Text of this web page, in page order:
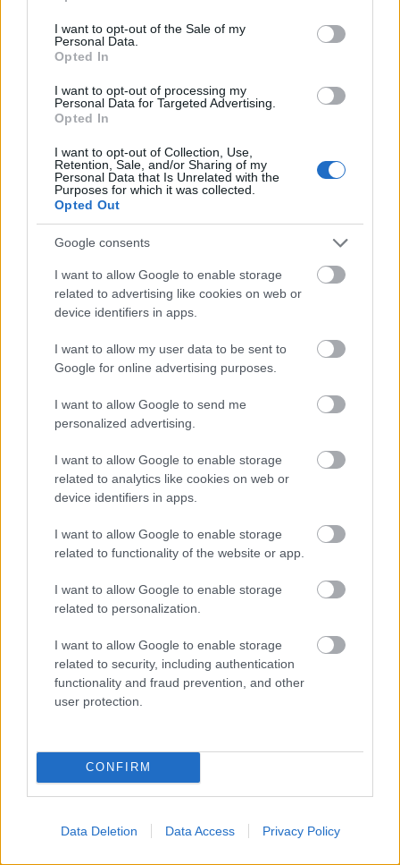
use your data for below specified purposes in below Google
consent section.
I want to opt-out of the Sale of my
Personal Data.
Opted In
I want to opt-out of processing my
Personal Data for Targeted Advertising.
Opted In
I want to opt-out of Collection, Use,
Retention, Sale, and/or Sharing of my
Personal Data that Is Unrelated with the
Purposes for which it was collected.
Opted Out
Google consents
I want to allow Google to enable storage
related to advertising like cookies on web or
device identifiers in apps.
I want to allow my user data to be sent to
Google for online advertising purposes.
I want to allow Google to send me
personalized advertising.
I want to allow Google to enable storage
related to analytics like cookies on web or
device identifiers in apps.
I want to allow Google to enable storage
related to functionality of the website or app.
I want to allow Google to enable storage
related to personalization.
I want to allow Google to enable storage
related to security, including authentication
functionality and fraud prevention, and other
user protection.
CONFIRM
Data Deletion Data Access Privacy Policy
gyógyulási folyamat során. Ezek az eszközök
kulcsszerepet játszanak a
kezelésekben
gyorsabb visszatéréshez.
5. Segédeszközök kommunikációhoz
Ezek közé tartoznak a hallásjavító eszközök, mint a
hallókészülékek, amelyek javítják a halláskárosultak
életminőségét, valamint a beszédkommunikációt
segítő eszközök, amelyek lehetővé teszik a
beszédképtelen betegek számára, hogy
kommunikálhassanak környezetükkel. Ezek az
eszközök digitális technológiák segítségével képesek
felismerni a felhasználó szándékait és átalakítani
azokat érthető üzenetekké.
6. Otthoni ápolást segítő eszközök
speciális matracok és egyéb fekvőbeteg-ellátást
támogató eszközök, kritikus szerepet játszanak a
hosszú távú betegápolásban. Ezek az eszközök
megkönnyítik a betegek és ápolóik mindennapjait,
segítve az ágyhoz kötött betegek
helyzetváltoztatását éshigiéniai ellátását.
Összefoglalva, a gyógyászati segédeszközök
létfontosságúak az egészségügyi ellátás minden
területén, elősegítve a betegek jobb életminőségét és
támogatva az egészségügyi szakemberek munkáját.
a technológiai előrelépések tovább növelik
hatékonyságukat és elérhetőségüket a jövőben.
kompresszoros inhalátor
gyógytorna labda
melegítőpárna